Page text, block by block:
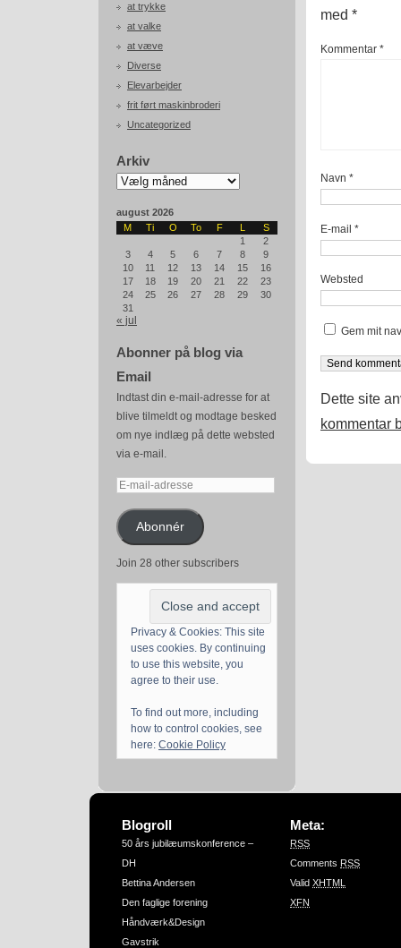
at trykke
at valke
at væve
Diverse
Elevarbejder
frit ført maskinbroderi
Uncategorized
Arkiv
Arkiv
august 2026
M
Ti O To F L
S
1
2
3
4 5 6 7 8
9
10
11 12 13 14 15
16
17
18 19 20 21 22
23
24
25 26 27 28 29
30
31
« jul
Abonner på blog via
Email
Indtast din e-mail-adresse for at
blive tilmeldt og modtage besked
om nye indlæg på dette websted
via e-mail.
E-
adresseAbonnér
Join 28 other subscribers
Privacy & Cookies: This site
uses cookies. By continuing
to use this website, you
agree to their use.
To find out more, including
how to control cookies, see
here: Cookie Policy
med *
Kommentar *
Navn *
E-mail *
Websted
Gem mit
Dette site
kommentar
Blogroll
50 års jubilæumskonference –
DH
Bettina Andersen
Den faglige forening
Håndværk&Design
Gavstrik
Meta:
RSS
Comments RSS
Valid XHTML
XFN